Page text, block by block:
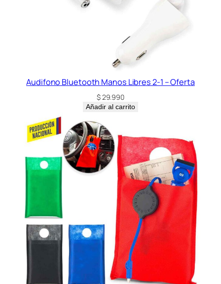
Audifono Bluetooth Manos Libres 2-1 – Oferta
$29.990
Añadir al carrito